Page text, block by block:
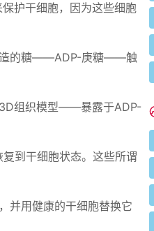
护干细胞，因为这些细胞
造的糖——ADP-庚糖——触
组织模型——暴露于ADP-
到干细胞状态。这些所谓
并用健康的干细胞替换它